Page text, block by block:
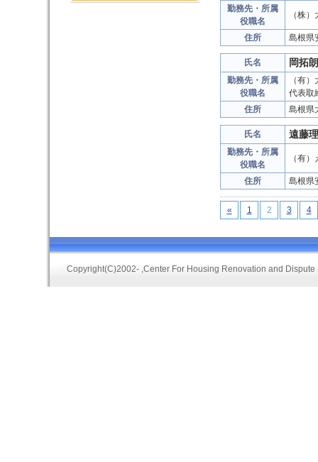
勤務先・所属
役職名
（株
住所 島根
氏名 岡拓朗
勤務先・所属
役職名
（有
代表取
住所
島根県
氏名 遠藤
勤務先・所属
役職名
（有
住所 島根
« 1 2 3 4
Copyright(C)2002- ,Center For Housing Renovation and Dispute